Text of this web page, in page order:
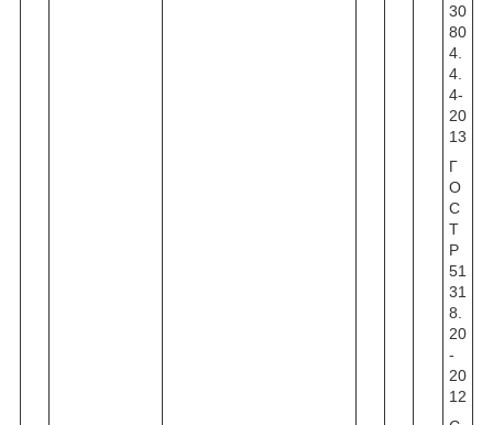
30
80
4.
4.
4-
20
13
Г
О
С
Т
Р
51
31
8.
20
-
20
12